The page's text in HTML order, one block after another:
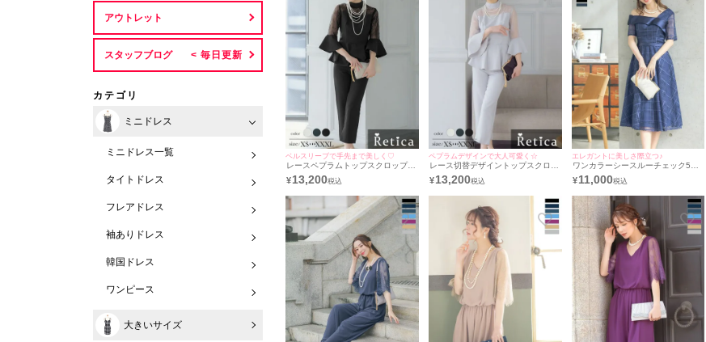
アウトレット
スタッフブログ
カテゴリ
ミニドレス
ミニドレス一覧
タイトドレス
フレアドレス
袖ありドレス
韓国ドレス
ワンピース
大きいサイズ
ベルスリーブで手先まで美しく♡
レースペプラムトップスクロップド
パンツベルスリーブ結婚式パーティ
ードレス [Retica/レティカ]
¥13,200
ペプラムデザインで大人可愛く☆
レース切替デザイントップスクロッ
プドパンツベルスリーブ結婚式パー
ティードレス [Retica/レティカ]
¥13,200
エレガントに美しさ際立つ♪
ワンカラーシースルーチェック5部
袖フレア膝下ワンショルダー結婚式
パーティードレス [Retica/レティカ]
¥ 11,000